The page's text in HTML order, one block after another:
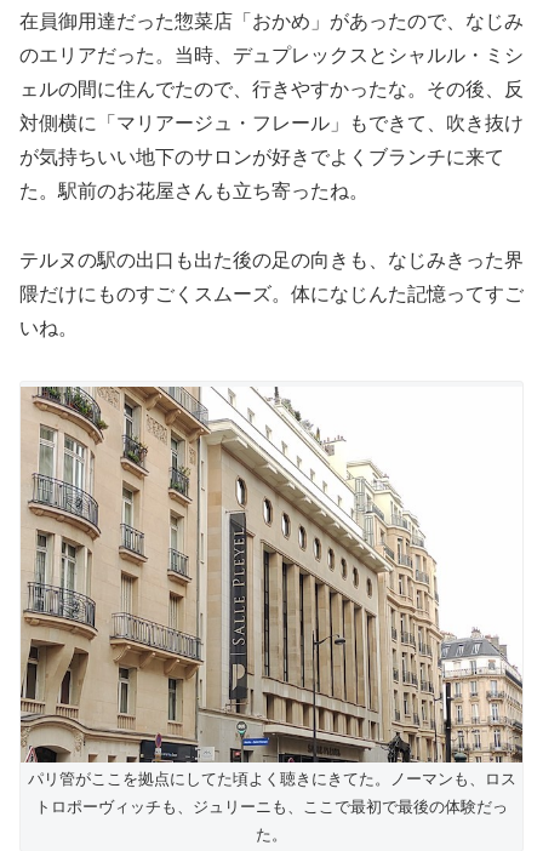
在員御用達だった惣菜店「おかめ」があったので、なじみ
のエリアだった。当時、デュプレックスとシャルル・ミシ
ェルの間に住んでたので、行きやすかったな。その後、反
対側横に「マリアージュ・フレール」もできて、吹き抜け
が気持ちいい地下のサロンが好きでよくブランチに来て
た。駅前のお花屋さんも立ち寄ったね。
テルヌの駅の出口も出た後の足の向きも、なじみきった界
隈だけにものすごくスムーズ。体になじんた記憶ってすご
いね。
パリ管がここを拠点にしてた頃よく聴きにきてた。ノーマンも、ロス
トロポーヴィッチも、ジュリーニも、ここで最初で最後の体験だっ
た。